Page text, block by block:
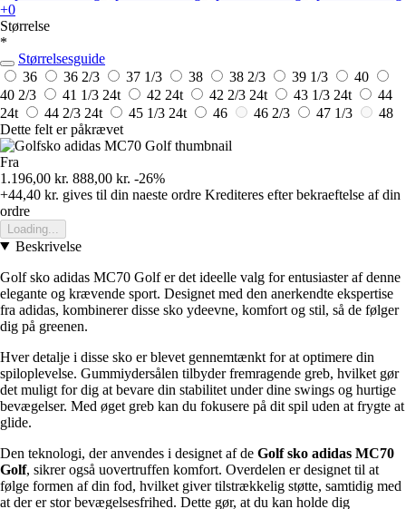
+0
Størrelse
*
Størrelsesguide
36
36 2/3 37 1/3 38 38 2/3 39 1/3
40
40 2/3
41 1/3 24t 42 24t 42 2/3 24t 43 1/3 24t
44
24t
44 2/3 24t 45 1/3 24t 46 46 2/3 47 1/3
48
Dette felt er påkrævet
Fra
1.196,00 kr. 888,00 kr. -26%
+44,40 kr. gives til din naeste ordre Krediteres efter bekraeftelse af din
ordre
Loading...
Beskrivelse
Golf sko adidas MC70 Golf er det ideelle valg for entusiaster af denne
elegante og krævende sport. Designet med den anerkendte ekspertise
fra adidas, kombinerer disse sko ydeevne, komfort og stil, så de følger
dig på greenen.
Hver detalje i disse sko er blevet gennemtænkt for at optimere din
spiloplevelse. Gummiydersålen tilbyder fremragende greb, hvilket gør
det muligt for dig at bevare din stabilitet under dine swings og hurtige
bevægelser. Med øget greb kan du fokusere på dit spil uden at frygte at
glide.
Den teknologi, der anvendes i designet af de Golf sko adidas MC70
Golf, sikrer også uovertruffen komfort. Overdelen er designet til at
følge formen af din fod, hvilket giver tilstrækkelig støtte, samtidig med
at der er stor bevægelsesfrihed. Dette gør, at du kan holde dig